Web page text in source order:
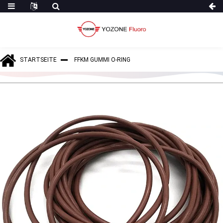
STARTSEITE FFKM GUMMI O-RING